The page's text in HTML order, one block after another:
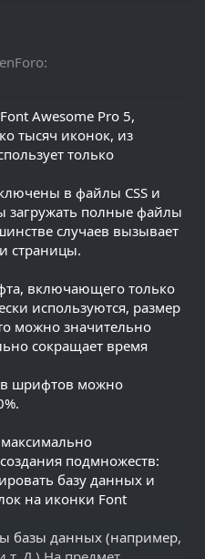
Awesome Pro 5,
тысяч иконок, из
только
в файлы CSS и
полные файлы
случаев вызывает
страницы.
включающего только
используются, размер
можно значительно
сокращает время
шрифтов можно
подмножеств:
базу данных и
на иконки Font
базы данных (например,